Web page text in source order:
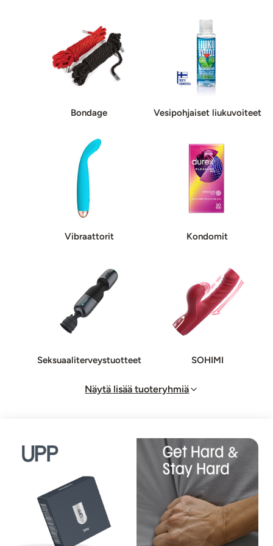
Bondage Vesipohjaiset liukuvoiteet
Vibraattorit Kondomit
Sek­suaa­li­ter­veys­tuot­teet SOHIMI
Näytä lisää tuoteryhmiä